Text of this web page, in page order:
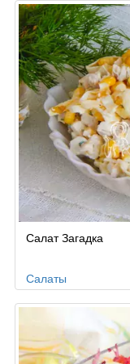
Салат Загадка
Салаты